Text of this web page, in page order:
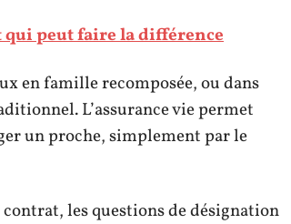
qui peut faire la différence
en famille recomposée, ou dans
L’assurance vie permet
un proche, simplement par le
les questions de désignation